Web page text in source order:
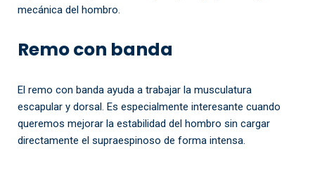
mecánica del hombro.
Remo con banda
El remo con banda ayuda a trabajar la musculatura
escapular y dorsal. Es especialmente interesante cuando
queremos mejorar la estabilidad del hombro sin cargar
directamente el supraespinoso de forma intensa.